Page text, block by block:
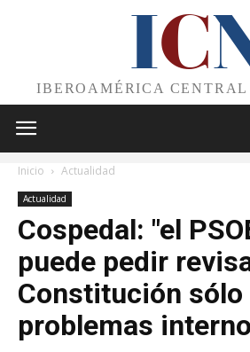
IC
IBEROAMÉRICA
Inicio Actualidad
Actualidad
Cospedal: "el
puede pedir
Constitución sólo
problemas